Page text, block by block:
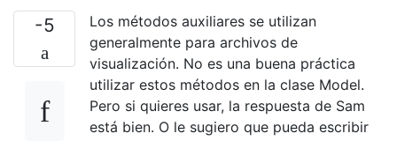
-5
Los métodos auxiliares se utilizan
generalmente para archivos de
visualización. No es una buena práctica
utilizar estos métodos en la clase Model.
Pero si quieres usar, la respuesta de Sam
está bien. O le sugiero que pueda escribir